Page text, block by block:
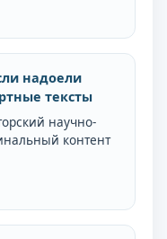
надоели
тексты
научно-
контент